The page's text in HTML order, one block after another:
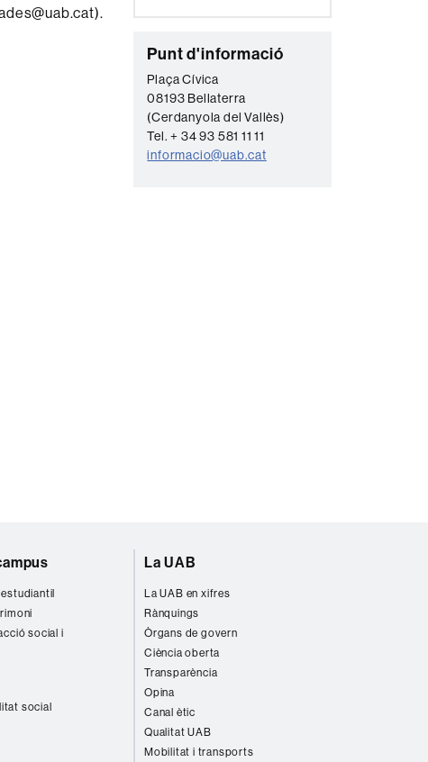
C
o
n
t
a
Punt d'informació
Plaça Cívica
08193 Bellaterra
(Cerdanyola del Vallès)
Tel. + 34 93 581 11 11
informacio@uab.cat
social i
social
La UAB
La UAB en xifres
Rànquings
Òrgans de govern
Ciència oberta
Transparència
Opina
Canal ètic
Qualitat UAB
Mobilitat i transports